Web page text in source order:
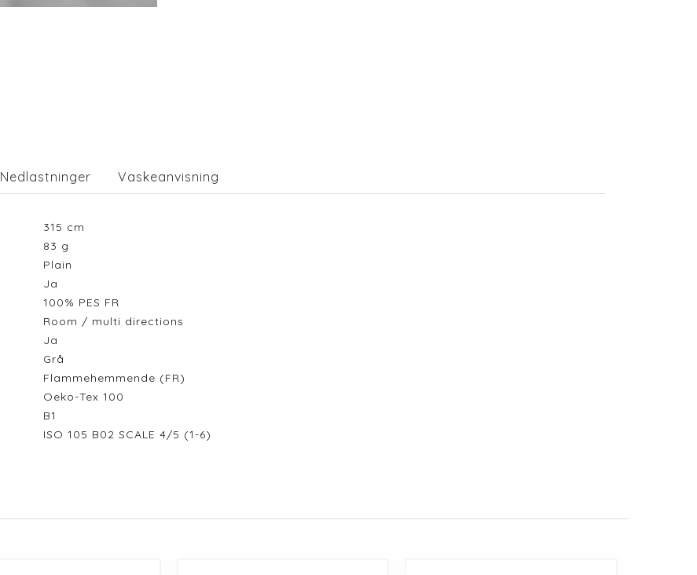
Nedlastninger Vaskeanvisning
315 cm
83 g
Plain
Ja
100% PES FR
Room / multi directions
Ja
Grå
Flammehemmende (FR)
Oeko-Tex 100
B1
ISO 105 B02 SCALE 4/5 (1-6)